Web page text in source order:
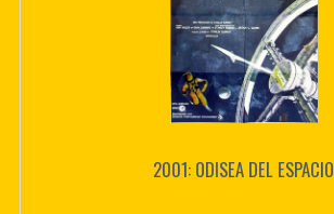
2001: ODISEA DEL ESPACIO